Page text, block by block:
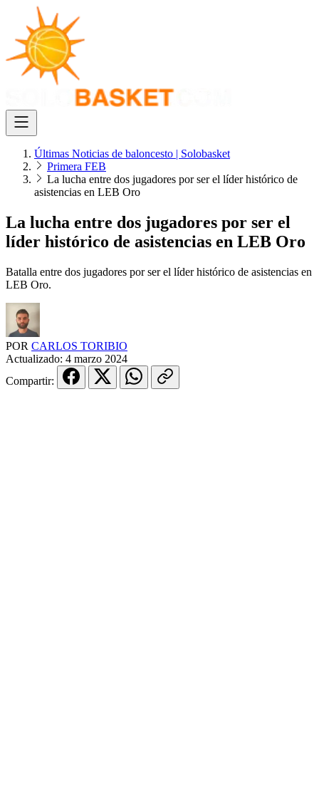
Últimas Noticias de baloncesto | Solobasket
Primera FEB
La lucha entre dos jugadores por ser el líder histórico de
asistencias en LEB Oro
La lucha entre dos jugadores por ser el
líder histórico de asistencias en LEB Oro
Batalla entre dos jugadores por ser el líder histórico de asistencias en
LEB Oro.
POR CARLOS TORIBIO
Actualizado: 4 marzo 2024
Compartir: